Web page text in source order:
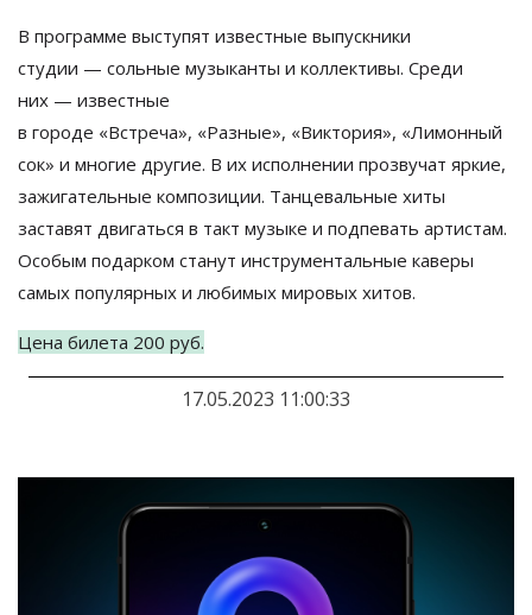
В программе выступят известные выпускники
студии — сольные музыканты и коллективы. Среди
них — известные
в городе «Встреча», «Разные», «Виктория», «Лимонный
сок» и многие другие. В их исполнении прозвучат яркие,
зажигательные композиции. Танцевальные хиты
заставят двигаться в такт музыке и подпевать артистам.
Особым подарком станут инструментальные каверы
самых популярных и любимых мировых хитов.
Цена билета 200 руб.
17.05.2023 11:00:33